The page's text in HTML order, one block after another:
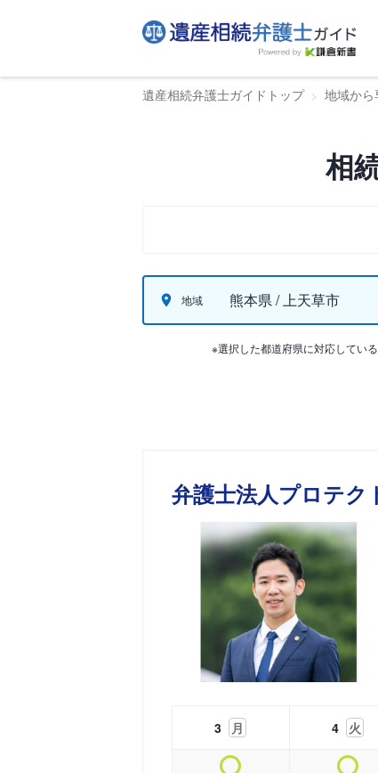
遺産相続弁護士ガイドトップ 地域から
相
地域 熊本県 / 上天草市
※選択した都道府県に対応してい
弁護士法人プロテク
3 月 4 火